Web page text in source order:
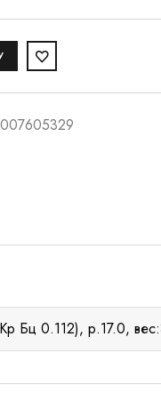
Бц 0.112), р.17.0,